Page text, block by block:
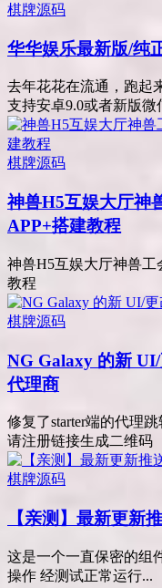
棋牌源码
华华娱乐最新版/纯
去年花花在流通，跑起
支持安卓9.0或者新版微
棋牌源码
神兽H5互娱大厅神
APP+搭建教程
神兽H5互娱大厅神兽工
教程
棋牌源码
NG Galaxy 的新
代理商
修复了starter端的代理
请注册链接生成二维码
棋牌源码
【亲测】最新更新
这是一个一直保密的组
操作 经测试正常运行...